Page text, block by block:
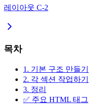
레이아웃 C-2
목차
1. 기본 구조 만들기
2. 각 섹션 작업하기
3. 정리
✅ 주요 HTML 태그